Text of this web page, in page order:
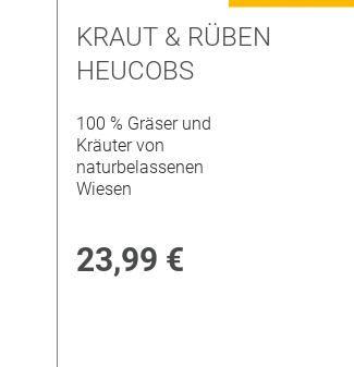
KRAUT & RÜBEN
HEUCOBS
100 % Gräser und
Kräuter von
naturbelassenen
Wiesen
23,99 €